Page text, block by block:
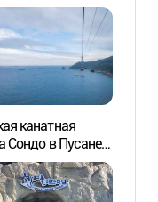
канатная
Сондо в Пусане
도해상케이블카)